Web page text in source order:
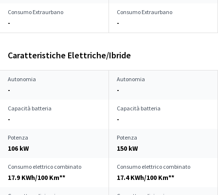
Consumo Extraurbano
-
Consumo Extraurbano
-
Caratteristiche Elettriche/Ibride
Autonomia
-
Autonomia
-
Capacità batteria
-
Capacità batteria
-
Potenza
106 kW
Potenza
150 kW
Consumo elettrico combinato
17.9 KWh/100 Km**
Consumo elettrico combinato
17.4 KWh/100 Km**